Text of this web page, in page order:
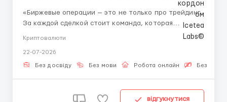
«Биржевые операции — это не только про трейдинг.
За каждой сделкой стоит команда, которая
уникальные возможности для молодых
специалистов. Проведение операций с цифровыми
Криптовалюти
22-07-2026
Без досвіду Без мови Робота онлайн
відгукнутися